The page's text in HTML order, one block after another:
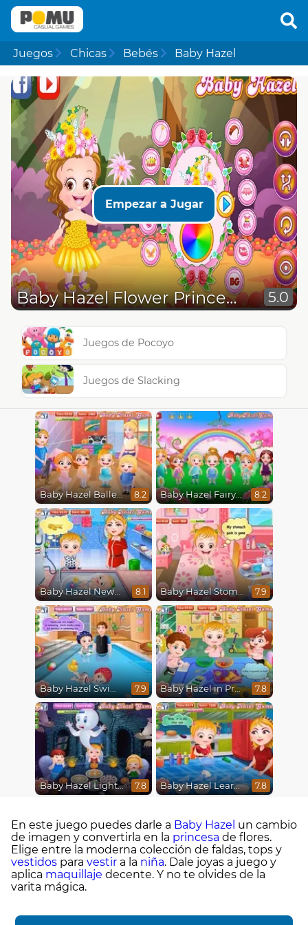
Juegos Chicas Bebés Baby Hazel
Empezar a Jugar
Baby Hazel Flower Princess Dressup 5.0
Juegos de Pocoyo
Juegos de Slacking
Baby Hazel Ballerina Dance 8.2 Baby Hazel Fairyland Ballet 8.2
Baby Hazel Newborn Vaccination 8.1 Baby Hazel Stomach Care 7.9
Baby Hazel Swimming 7.9 Baby Hazel in Preschool 7.8
Baby Hazel Lighthouse Adventure 7.8 Baby Hazel Learns Colors 7.8
En este juego puedes darle a Baby Hazel un cambio
de imagen y convertirla en la princesa de flores.
Elige entre la moderna colección de faldas, tops y
vestidos para vestir a la niña. Dale joyas a juego y
aplica maquillaje decente. Y no te olvides de la
varita mágica.